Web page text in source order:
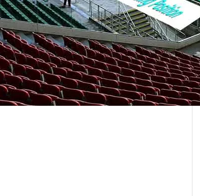
شاشة عرض الصمام
حل لافتات LCD
الرقمية
شاشة ديجيتال بقيادة
شاشة
عرض الصمام
التمرير الإعلان مربع
الضوء
إعلان مأوى الحافلات